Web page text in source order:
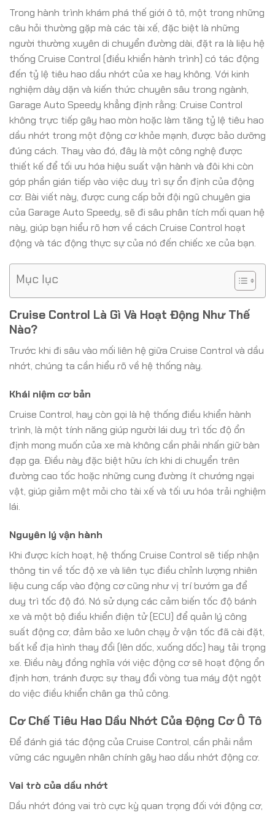
Trong hành trình khám phá thế giới ô tô, một trong những
câu hỏi thường gặp mà các tài xế, đặc biệt là những
người thường xuyên di chuyển đường dài, đặt ra là liệu hệ
thống Cruise Control (điều khiển hành trình) có tác động
đến tỷ lệ tiêu hao dầu nhớt của xe hay không. Với kinh
nghiệm dày dặn và kiến thức chuyên sâu trong ngành,
Garage Auto Speedy khẳng định rằng: Cruise Control
không trực tiếp gây hao mòn hoặc làm tăng tỷ lệ tiêu hao
dầu nhớt trong một động cơ khỏe mạnh, được bảo dưỡng
đúng cách. Thay vào đó, đây là một công nghệ được
thiết kế để tối ưu hóa hiệu suất vận hành và đôi khi còn
góp phần gián tiếp vào việc duy trì sự ổn định của động
cơ. Bài viết này, được cung cấp bởi đội ngũ chuyên gia
của Garage Auto Speedy, sẽ đi sâu phân tích mối quan hệ
này, giúp bạn hiểu rõ hơn về cách Cruise Control hoạt
động và tác động thực sự của nó đến chiếc xe của bạn.
Mục lục
Cruise Control Là Gì Và Hoạt Động Như Thế
Nào?
Trước khi đi sâu vào mối liên hệ giữa Cruise Control và dầu
nhớt, chúng ta cần hiểu rõ về hệ thống này.
Khái niệm cơ bản
Cruise Control, hay còn gọi là hệ thống điều khiển hành
trình, là một tính năng giúp người lái duy trì tốc độ ổn
định mong muốn của xe mà không cần phải nhấn giữ bàn
đạp ga. Điều này đặc biệt hữu ích khi di chuyển trên
đường cao tốc hoặc những cung đường ít chướng ngại
vật, giúp giảm mệt mỏi cho tài xế và tối ưu hóa trải nghiệm
lái.
Nguyên lý vận hành
Khi được kích hoạt, hệ thống Cruise Control sẽ tiếp nhận
thông tin về tốc độ xe và liên tục điều chỉnh lượng nhiên
liệu cung cấp vào động cơ cũng như vị trí bướm ga để
duy trì tốc độ đó. Nó sử dụng các cảm biến tốc độ bánh
xe và một bộ điều khiển điện tử (ECU) để quản lý công
suất động cơ, đảm bảo xe luôn chạy ở vận tốc đã cài đặt,
bất kể địa hình thay đổi (lên dốc, xuống dốc) hay tải trọng
xe. Điều này đồng nghĩa với việc động cơ sẽ hoạt động ổn
định hơn, tránh được sự thay đổi vòng tua máy đột ngột
do việc điều khiển chân ga thủ công.
Cơ Chế Tiêu Hao Dầu Nhớt Của Động Cơ Ô Tô
Để đánh giá tác động của Cruise Control, cần phải nắm
vững các nguyên nhân chính gây hao dầu nhớt động cơ.
Vai trò của dầu nhớt
Dầu nhớt đóng vai trò cực kỳ quan trọng đối với động cơ,